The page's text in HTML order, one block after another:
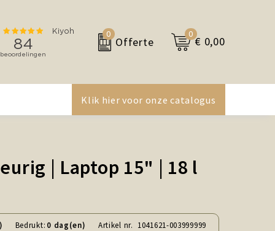
0
Offerte
0
€ 0,00
Klik hier voor onze catalogus
| Laptop 15" | 18 l
Bedrukt: 0 dag(en) Artikel nr. 1041621-003999999